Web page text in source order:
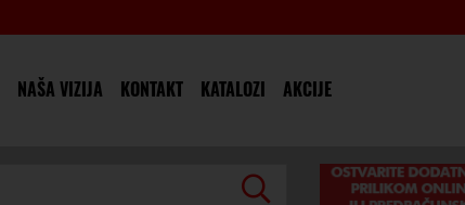
NAŠA VIZIJA KONTAKT KATALOZI AKCIJE